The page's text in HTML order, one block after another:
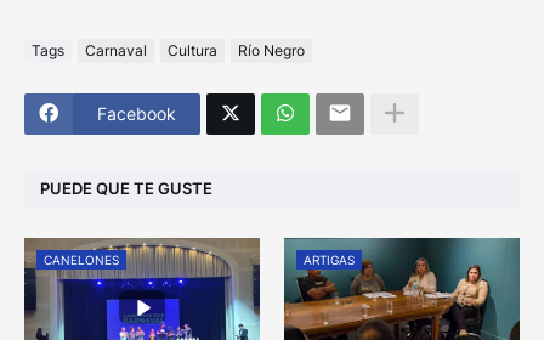
Tags Carnaval Cultura Río Negro
Facebook
PUEDE QUE TE GUSTE
CANELONES ARTIGAS